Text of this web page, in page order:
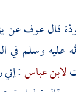
قالعوفعن
عليه وسلم في
لابن عباس: